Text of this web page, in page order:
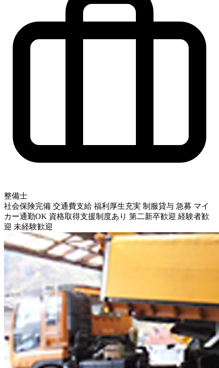
整備士
社会保険完備 交通費支給 福利厚生充実 制服貸与 急募 マイ
カー通勤OK 資格取得支援制度あり 第二新卒歓迎 経験者歓
迎 未経験歓迎